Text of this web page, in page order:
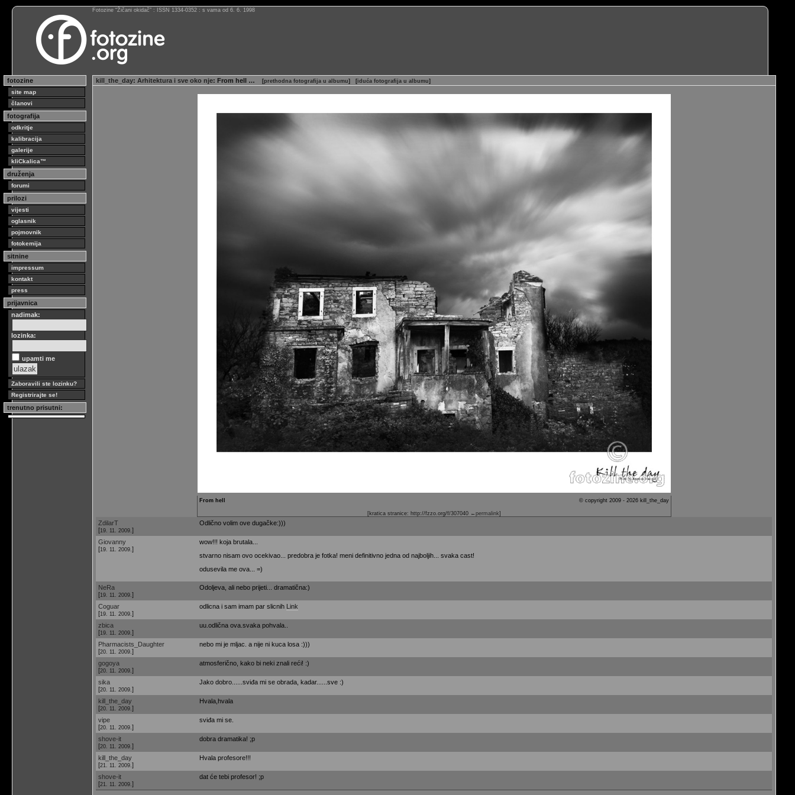
Fotozine “Žičani okidač” : ISSN 1334-0352 : s vama od 6. 6. 1998
fotozine
site map
članovi
fotografija
odkritje
kalibracija
galerije
kliCkalica™
druženja
forumi
prilozi
vijesti
oglasnik
pojmovnik
fotokemija
sitnine
impressum
kontakt
press
prijavnica
nadimak:
lozinka:
upamti me
Zaboravili ste lozinku?
Registrirajte se!
trenutno prisutni:
kill_the_day: Arhitektura i sve oko nje: From hell … [prethodna fotografija u albumu] [iduća fotografija u albumu]
© copyright 2009 - 2026 kill_the_day
From hell
[kratica stranice: http://fzzo.org/f/307040 ←permalink]
ZdilarT
[19. 11. 2009. ]
Odlično volim ove dugačke:)))
Giovanny
[19. 11. 2009. ]
wow!!! koja brutala...
stvarno nisam ovo ocekivao... predobra je fotka! meni definitivno jedna od najboljih... svaka cast!
odusevila me ova... =)
NeRa
[19. 11. 2009. ]
Odoljeva, ali nebo prijeti... dramatična:)
Coguar
[19. 11. 2009. ]
odlicna i sam imam par slicnih Link
zbica
[19. 11. 2009. ]
uu.odlična ova.svaka pohvala..
Pharmacists_Daughter
[20. 11. 2009. ]
nebo mi je mljac. a nije ni kuca losa :)))
gogoya
[20. 11. 2009. ]
atmosferično, kako bi neki znali reći! :)
sika
[20. 11. 2009. ]
Jako dobro......sviđa mi se obrada, kadar......sve :)
kill_the_day
[20. 11. 2009. ]
Hvala,hvala
vipe
[20. 11. 2009. ]
sviđa mi se.
shove-it
[20. 11. 2009. ]
dobra dramatika! ;p
kill_the_day
[21. 11. 2009. ]
Hvala profesore!!!
shove-it
[21. 11. 2009. ]
dat će tebi profesor! ;p